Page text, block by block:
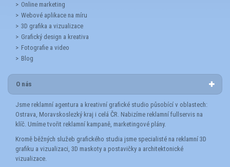
Online marketing
Webové aplikace na míru
3D grafika a vizualizace
Grafický design a kreativa
Fotografie a video
Blog
O nás
Jsme reklamní agentura a kreativní grafické studio působící v oblastech:
Ostrava, Moravskoslezký kraj i celá ČR. Nabizíme reklamní fullservis na
klíč. Umíme tvořit reklamní kampaně, marketingové plány.
Kromě běžných služeb grafického studia jsme specialisté na reklamní 3D
grafiku a vizualizaci, 3D maskoty a postavičky a architektonické
vizualizace.